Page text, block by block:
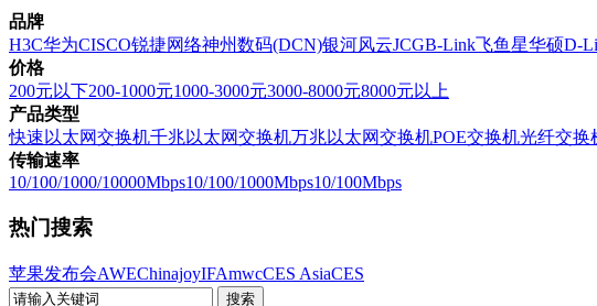
品牌
H3C华为CISCO锐捷网络神州数码(DCN)银河风云JCGB-Link飞鱼星华硕D-
价格
200元以下200-1000元1000-3000元3000-8000元8000元以上
产品类型
快速以太网交换机千兆以太网交换机万兆以太网交换机POE交换机光纤交换
传输速率
10/100/1000/10000Mbps10/100/1000Mbps10/100Mbps
热门搜索
苹果发布会AWEChinajoyIFAmwcCES AsiaCES